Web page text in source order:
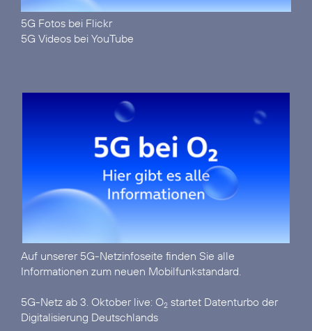
5G Fotos bei Flickr
5G Videos bei YouTube
Auf unserer 5G-Netzinfoseite finden Sie alle
Informationen zum neuen Mobilfunkstandard.
5G-Netz ab 3. Oktober live: O2 startet Datenturbo der
Digitalisierung Deutschlands